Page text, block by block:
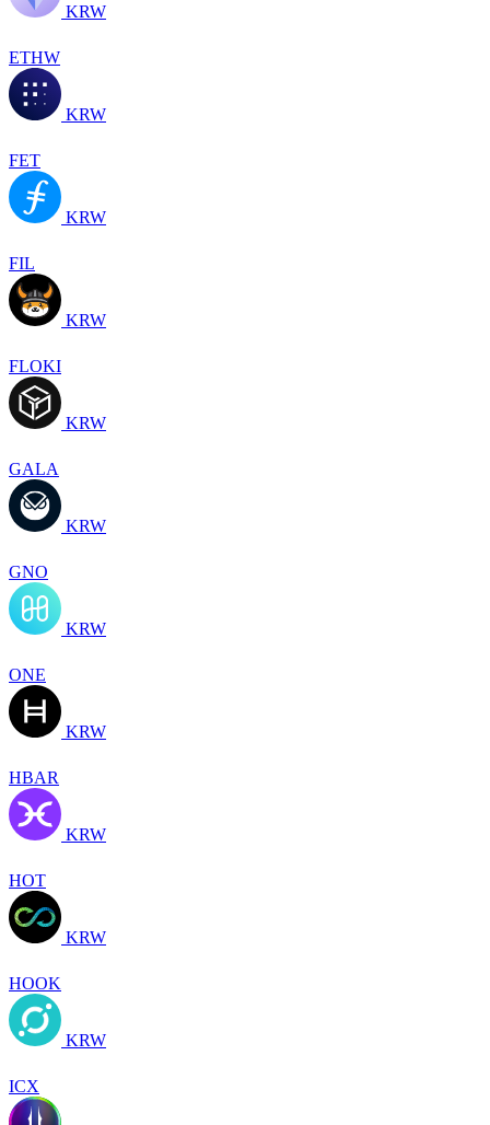
KRW
ETHW
KRW
FET
KRW
FIL
KRW
FLOKI
KRW
GALA
KRW
GNO
KRW
ONE
KRW
HBAR
KRW
HOT
KRW
HOOK
KRW
ICX